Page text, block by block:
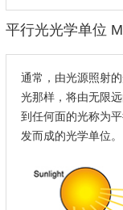
平行光光学单位
通常，由光源照射
光那样，将由无限
到任何面的光称为
发而成的光学单位。